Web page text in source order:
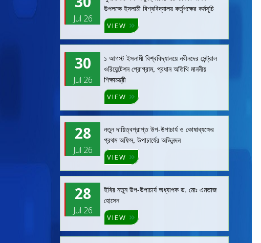
Jul 26
উপলক্ষে ইসলামী বিশ্ববিদ্যালয় কর্তৃপক্ষের কর্মসূচি
VIEW
30
Jul 26
১ আগস্ট ইসলামী বিশ্ববিদ্যালয়ে নবীনদের সেন্ট্রাল
ওরিয়েন্টেশন প্রোগ্রাম, প্রধান অতিথি মাননীয়
শিক্ষামন্ত্রী
VIEW
28
Jul 26
নতুন দায়িত্বপ্রাপ্ত উপ-উপাচার্য ও কোষাধ্যক্ষের
প্রথম অফিস, উপাচার্যের অভিনন্দন
VIEW
28
Jul 26
ইবির নতুন উপ-উপাচার্য অধ্যাপক ড. মোঃ এমতাজ
হোসেন
VIEW